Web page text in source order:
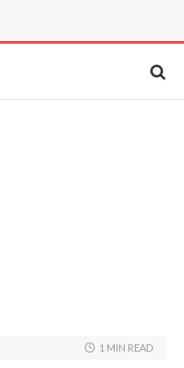
1 MIN READ